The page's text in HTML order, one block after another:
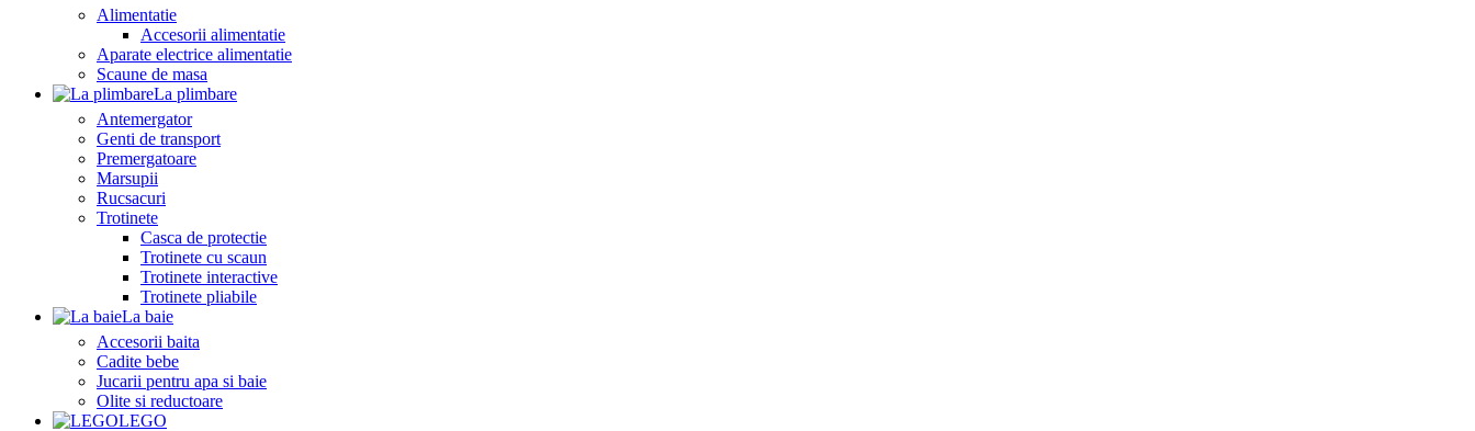
Alimentatie
Accesorii alimentatie
Aparate electrice alimentatie
Scaune de masa
La plimbare
Antemergator
Genti de transport
Premergatoare
Marsupii
Rucsacuri
Trotinete
Casca de protectie
Trotinete cu scaun
Trotinete interactive
Trotinete pliabile
La baie
Accesorii baita
Cadite bebe
Jucarii pentru apa si baie
Olite si reductoare
LEGO